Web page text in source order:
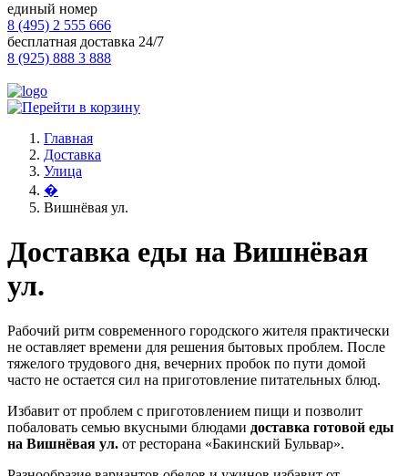
единый номер
8 (495) 2 555 666
бесплатная доставка 24/7
8 (925) 888 3 888
Главная
Доставка
Улица
�
Вишнёвая ул.
Доставка еды на Вишнёвая
ул.
Рабочий ритм современного городского жителя практически
не оставляет времени для решения бытовых проблем. После
тяжелого трудового дня, вечерних пробок по пути домой
часто не остается сил на приготовление питательных блюд.
Избавит от проблем с приготовлением пищи и позволит
побаловать семью вкусными блюдами доставка готовой еды
на Вишнёвая ул. от ресторана «Бакинский Бульвар».